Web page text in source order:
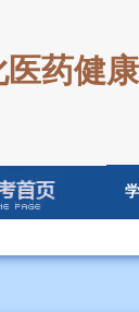
医药健